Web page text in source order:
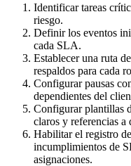
Identificar tareas
riesgo.
Definir los eventos
cada SLA.
Establecer una ruta
respaldos para cada
Configurar pausas
dependientes del
Configurar plantillas
claros y referencias a
Habilitar el registro
incumplimientos de
asignaciones.